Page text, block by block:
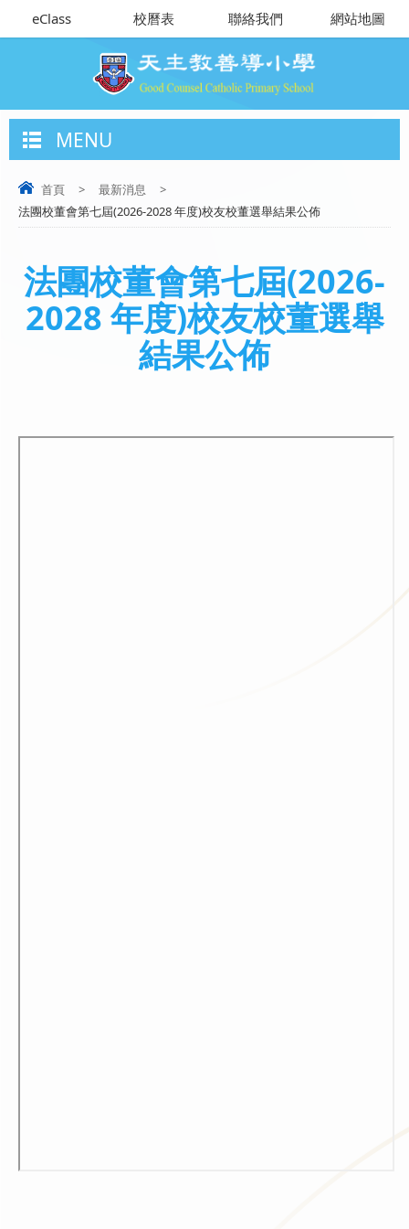
eClass 校曆表 聯絡我們 網站地圖
MENU
首頁 > 最新消息
>
法團校董會第七屆(2026-2028 年度)校友校董選舉結果公佈
法團校董會第七屆(2026-
2028 年度)校友校董選舉
結果公佈